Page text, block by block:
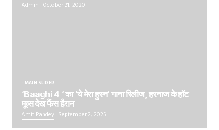
Admin October 21, 2020
MAIN SLIDER
‘Baaghi 4 ‘ का ‘ये मेरा हुस्न’ गाना रिलीज, हरनाज के हॉट
मूव्स देख फैंस हैरान
Amit Pandey September 2, 2025